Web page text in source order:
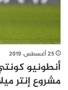
25 أغسطس، 2019
أنطونيو
مشروع إنتر